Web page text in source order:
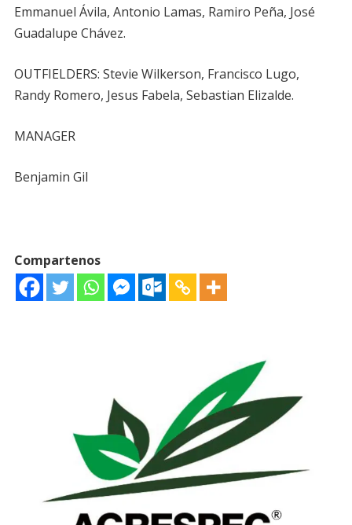
Emmanuel Ávila, Antonio Lamas, Ramiro Peña, José
Guadalupe Chávez.
OUTFIELDERS: Stevie Wilkerson, Francisco Lugo,
Randy Romero, Jesus Fabela, Sebastian Elizalde.
MANAGER
Benjamin Gil
Compartenos